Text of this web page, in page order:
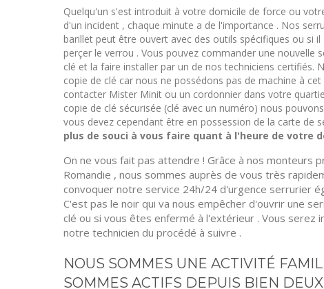
Quelqu'un s'est introduit à votre domicile de force ou
d'un incident , chaque minute a de l'importance . Nos
barillet peut être ouvert avec des outils spécifiques ou si
perçer le verrou . Vous pouvez commander une nouvelle
clé et la faire installer par un de nos techniciens certifiés.
copie de clé car nous ne possédons pas de machine à
contacter Mister Minit ou un cordonnier dans votre
copie de clé sécurisée (clé avec un numéro) nous
vous devez cependant être en possession de la carte de
plus de souci à vous faire quant à l'heure de votre
On ne vous fait pas attendre ! Grâce à nos monteurs
Romandie , nous sommes auprès de vous très
convoquer notre service 24h/24 d'urgence serrurier
C'est pas le noir qui va nous empêcher d'ouvrir une
clé ou si vous êtes enfermé à l'extérieur . Vous serez
notre technicien du procédé à suivre .
NOUS SOMMES UNE ACTIVITÉ
SOMMES ACTIFS DEPUIS BIEN